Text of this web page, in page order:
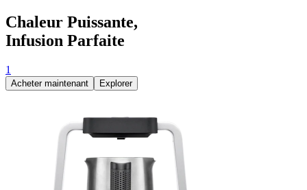
Chaleur Puissante,
Infusion Parfaite
1
Acheter maintenant Explorer